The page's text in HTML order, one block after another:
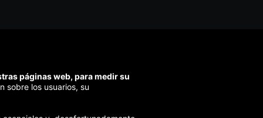
en menos de 48h)
segura
páginas web, para medir su
sobre los usuarios, su